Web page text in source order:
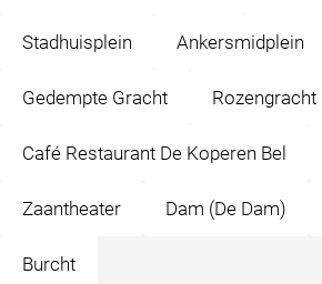
Stadhuisplein Ankersmidplein
Gedempte Gracht Rozengracht
Café Restaurant De Koperen Bel
Zaantheater Dam (De Dam)
Burcht